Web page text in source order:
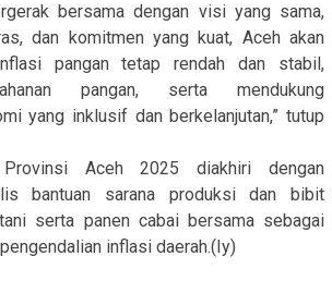
bersama dengan visi yang sama,
dan komitmen yang kuat, Aceh akan
pangan tetap rendah dan stabil,
pangan, serta mendukung
yang inklusif dan berkelanjutan,” tutup
Aceh 2025 diakhiri dengan
bantuan sarana produksi dan bibit
serta panen cabai bersama sebagai
inflasi daerah.(Iy)